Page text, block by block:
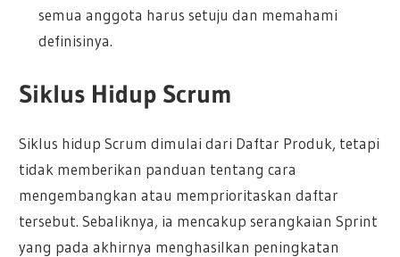
semua anggota harus setuju dan memahami
definisinya.
Siklus Hidup Scrum
Siklus hidup Scrum dimulai dari Daftar Produk, tetapi
tidak memberikan panduan tentang cara
mengembangkan atau memprioritaskan daftar
tersebut. Sebaliknya, ia mencakup serangkaian Sprint
yang pada akhirnya menghasilkan peningkatan